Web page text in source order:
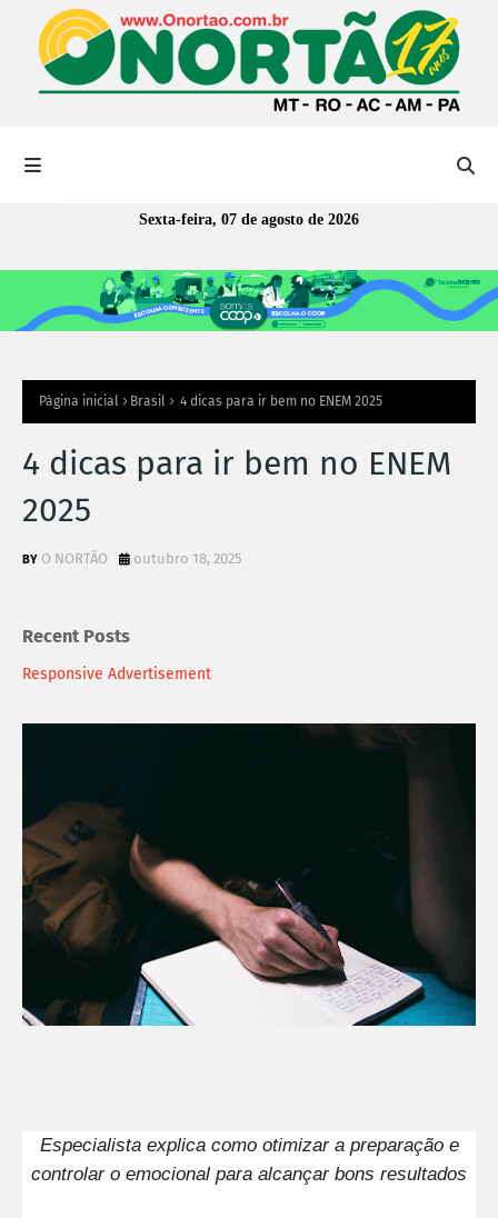
Sexta-feira, 07 de agosto de 2026
Página inicial Brasil 4 dicas para ir bem no ENEM 2025
4 dicas para ir bem no ENEM
2025
O NORTÃO outubro 18, 2025
Recent Posts
Responsive Advertisement
Especialista explica como otimizar a preparação e
controlar o emocional para alcançar bons resultados